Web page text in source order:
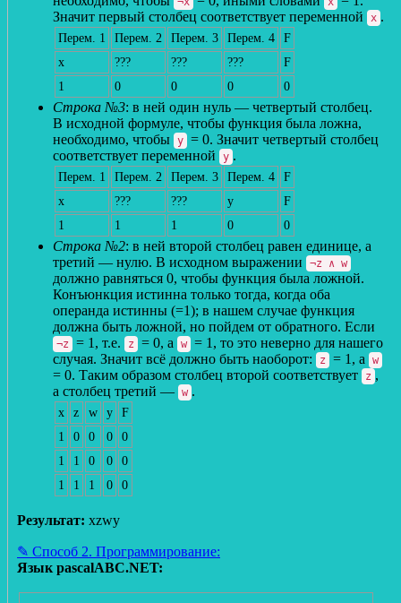
Значит первый столбец соответствует переменной
x .
Перем. 1 Перем. 2 Перем. 3 Перем. 4
F
x
??? ??? ???
F
1
0 0 0 0
Строка №3: в ней один нуль — четвертый столбец.
В исходной формуле, чтобы функция была ложна,
необходимо, чтобы y = 0. Значит четвертый столбец
соответствует переменной
y .
Перем. 1 Перем. 2 Перем. 3 Перем. 4
F
x
??? ??? y
F
1
1 1 0 0
Строка №2: в ней второй столбец равен единице, а
третий — нулю. В исходном выражении
¬z ∧ w
должно равняться 0, чтобы функция была ложной.
Конъюнкция истинна только тогда, когда оба
операнда истинны (=1); в нашем случае функция
должна быть ложной, но пойдем от обратного. Если
¬z = 1, т.е. z = 0, а w = 1, то это неверно для нашего
случая. Значит всё должно быть наоборот:
z = 1, а w
= 0. Таким образом столбец второй соответствует z ,
а столбец третий — w .
x z w y
F
1
0 0 0
0
1
1 0 0
0
1
1 1 0 0
Результат: xzwy
✎ Способ 2. Программирование:
Язык pascalABC.NET: